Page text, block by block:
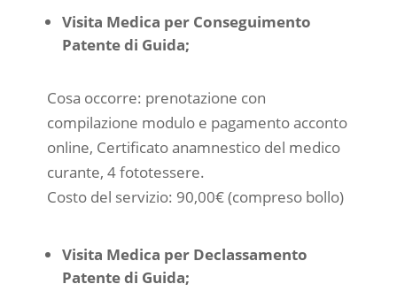
Visita Medica per Conseguimento
Patente di Guida;
Cosa occorre: prenotazione con
compilazione modulo e pagamento acconto
online, Certificato anamnestico del medico
curante, 4 fototessere.
Costo del servizio: 90,00€ (compreso bollo)
Visita Medica per Declassamento
Patente di Guida;